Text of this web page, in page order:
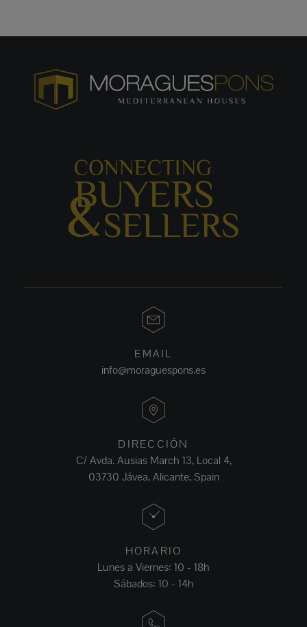
EMAIL
info@moraguespons.es
DIRECCIÓN
C/ Avda. Ausias March 13, Local 4,
03730 Jávea, Alicante, Spain
HORARIO
Lunes a Viernes: 10 - 18h
Sábados: 10 - 14h